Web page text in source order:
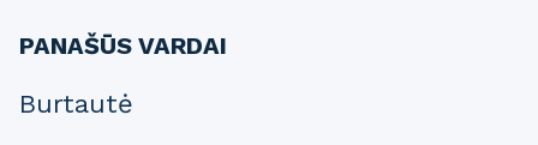
PANAŠŪS VARDAI
Burtautė